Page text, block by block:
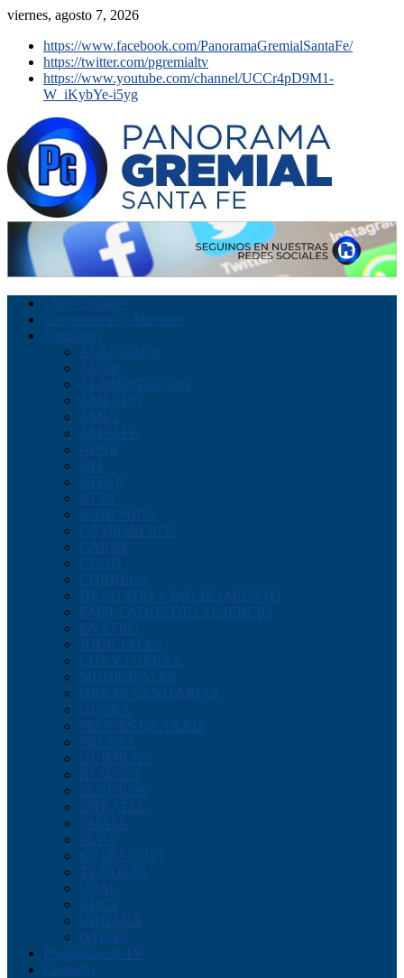
viernes, agosto 7, 2026
https://www.facebook.com/PanoramaGremialSantaFe/
https://twitter.com/pgremialtv
https://www.youtube.com/channel/UCCr4pD9M1-
W_iKybYe-i5yg
Obras Sociales
Cooperativas y Mutuales
Sindicatos
ACEITEROS
AEFIP
ALIMENTACION
AMECRO
AMET
AMSAFE
APUR
ATE
ATFAR
ATSA
BANCARIA
CAMIONEROS
CARNE
COAD
CORREOS
DRAGADO Y BALIZAMIENTO
EMPLEADOS DE COMERCIO
ENAPRO
JUDICIALES
LUZ Y FUERZA
MUNICIPALES
OBRAS SANITARIAS
OUCRA
PEONES DE TAXIS
PRENSA
QUIMICOS
REMISES
SEGUROS
SITRATEL
SMATA
SUPA
SUTRACOVI
TEXTILES
UOM
UPCN
URGARA
OTRAS
Programas de TV
Contacto